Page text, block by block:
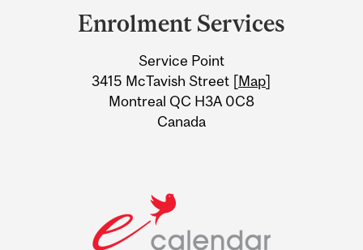
Information
Enrolment Services
Service Point
3415 McTavish Street [Map]
Montreal QC H3A 0C8
Canada